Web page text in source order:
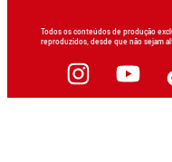
Todos os conteúdos de produção
reproduzidos, desde que não sejam